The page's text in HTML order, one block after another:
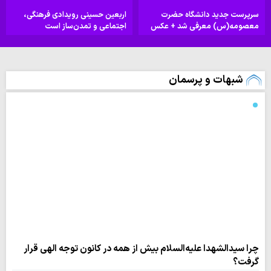
سرپرست جدید دانشگاه حضرت
معصومه(س) معرفی شد + عکس
اربعین حسینی رویدادی فرهنگی،
اجتماعی و تمدن‌ساز است
شبهات و پرسمان
چرا سیدالشهدا علیه‌السلام بیش از همه در کانون توجه الهی قرار
گرفت؟